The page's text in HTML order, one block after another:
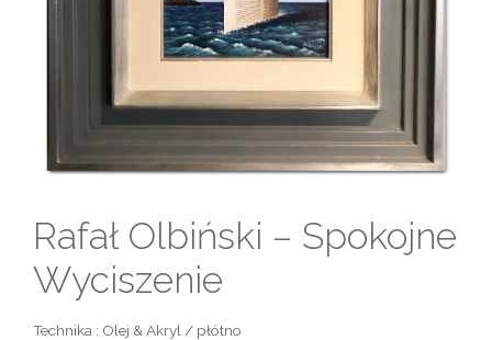
Rafał Olbiński – Spokojne
Wyciszenie
Technika : Olej & Akryl / płótno